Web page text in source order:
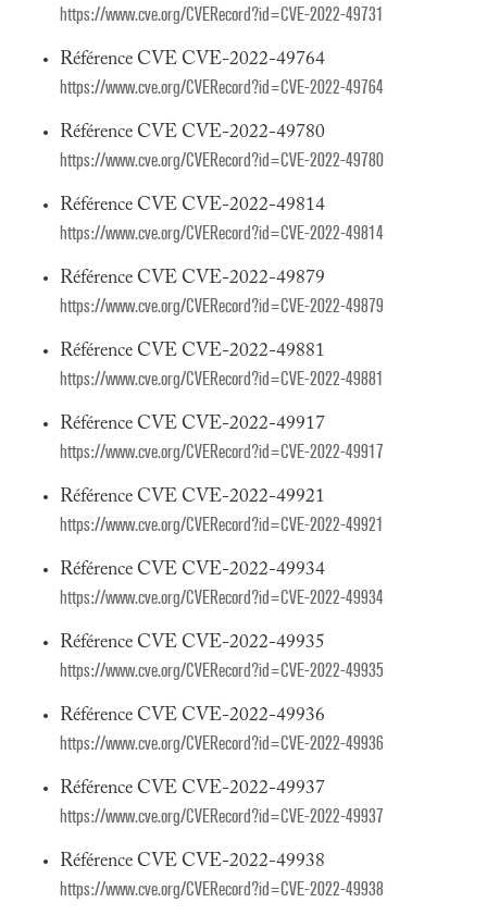
https://www.cve.org/CVERecord?id=CVE-2022-49731
Référence CVE CVE-2022-49764
https://www.cve.org/CVERecord?id=CVE-2022-49764
Référence CVE CVE-2022-49780
https://www.cve.org/CVERecord?id=CVE-2022-49780
Référence CVE CVE-2022-49814
https://www.cve.org/CVERecord?id=CVE-2022-49814
Référence CVE CVE-2022-49879
https://www.cve.org/CVERecord?id=CVE-2022-49879
Référence CVE CVE-2022-49881
https://www.cve.org/CVERecord?id=CVE-2022-49881
Référence CVE CVE-2022-49917
https://www.cve.org/CVERecord?id=CVE-2022-49917
Référence CVE CVE-2022-49921
https://www.cve.org/CVERecord?id=CVE-2022-49921
Référence CVE CVE-2022-49934
https://www.cve.org/CVERecord?id=CVE-2022-49934
Référence CVE CVE-2022-49935
https://www.cve.org/CVERecord?id=CVE-2022-49935
Référence CVE CVE-2022-49936
https://www.cve.org/CVERecord?id=CVE-2022-49936
Référence CVE CVE-2022-49937
https://www.cve.org/CVERecord?id=CVE-2022-49937
Référence CVE CVE-2022-49938
https://www.cve.org/CVERecord?id=CVE-2022-49938